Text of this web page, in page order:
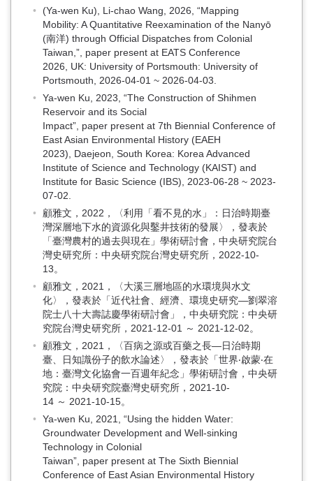
(Ya-wen Ku), Li-chao Wang, 2026, “Mapping
Mobility: A Quantitative Reexamination of the Nanyō
(南洋) through Official Dispatches from Colonial
Taiwan,”, paper present at EATS Conference
2026, UK: University of Portsmouth: University of
Portsmouth, 2026-04-01 ~ 2026-04-03.
Ya-wen Ku, 2023, “The Construction of Shihmen
Reservoir and its Social
Impact”, paper present at 7th Biennial Conference of
East Asian Environmental History (EAEH
2023), Daejeon, South Korea: Korea Advanced
Institute of Science and Technology (KAIST) and
Institute for Basic Science (IBS), 2023-06-28 ~ 2023-
07-02.
顧雅文，2022，〈利用「看不見的水」：日治時期臺
灣深層地下水的資源化與鑿井技術的發展〉，發表於
「臺灣農村的過去與現在」學術研討會，中央研究院台
灣史研究所：中央研究院台灣史研究所，2022-10-
13。
顧雅文，2021，〈大溪三層地區的水環境與水文
化〉，發表於「近代社會、經濟、環境史研究—劉翠溶
院士八十大壽誌慶學術研討會」，中央研究院：中央研
究院台灣史研究所，2021-12-01 ～ 2021-12-02。
顧雅文，2021，〈百病之源或百藥之長—日治時期
臺、日知識份子的飲水論述〉，發表於「世界‧啟蒙‧在
地：臺灣文化協會一百週年紀念」學術研討會，中央研
究院：中央研究院臺灣史研究所，2021-10-
14 ～ 2021-10-15。
Ya-wen Ku, 2021, “Using the hidden Water:
Groundwater Development and Well-sinking
Technology in Colonial
Taiwan”, paper present at The Sixth Biennial
Conference of East Asian Environmental History